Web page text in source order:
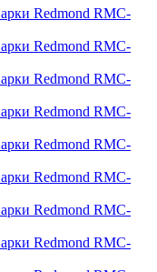
Redmond RMC-
Redmond RMC-
Redmond RMC-
Redmond RMC-
Redmond RMC-
Redmond RMC-
Redmond RMC-
Redmond RMC-